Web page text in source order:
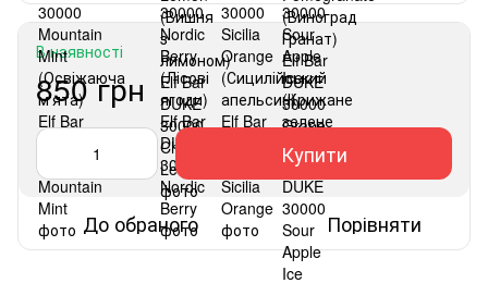
В наявності
850 грн
Купити
До обраного Порівняти